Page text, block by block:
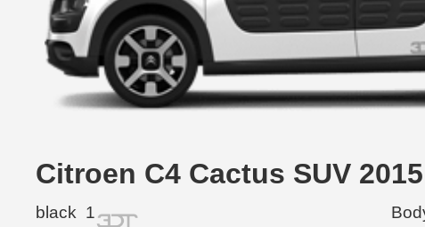
Citroen C4 Cactus SUV
black 1